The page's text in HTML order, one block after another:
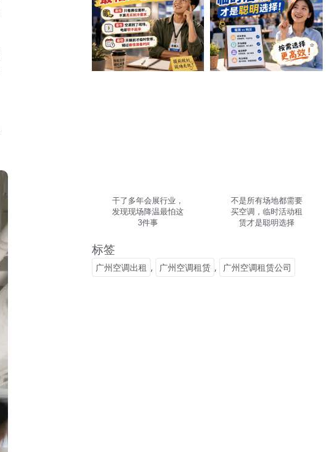
干了多年会展行业，
发现现场降温最怕这
3件事
不是所有场地都需要
买空调，临时活动租
赁才是聪明选择
标签
广州空调出租 , 广州空调租赁 , 广州空调租赁公司